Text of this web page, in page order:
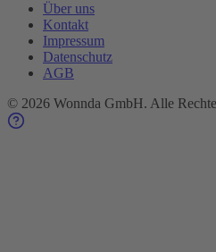
Über uns
Kontakt
Impressum
Datenschutz
AGB
© 2026 Wonnda GmbH. Alle